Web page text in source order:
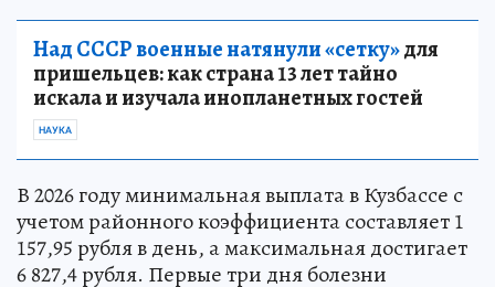
Над СССР военные натянули «сетку»для
пришельцев: как страна 13 лет тайно
искала и изучала инопланетных гостей
НАУКА
В 2026 году минимальная выплата в Кузбассе с
учетом районного коэффициента составляет 1
157,95 рубля в день, а максимальная достигает
6 827,4 рубля. Первые три дня болезни